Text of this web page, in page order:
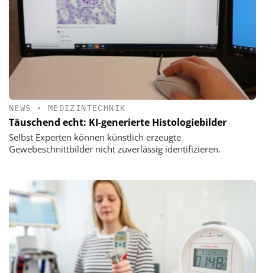
NEWS • MEDIZINTECHNIK
Täuschend echt: KI-generierte Histologiebilder
Selbst Experten können künstlich erzeugte
Gewebeschnittbilder nicht zuverlässig identifizieren.